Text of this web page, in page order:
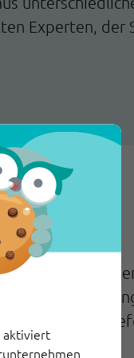
aktiviert
Experten, der
etwa
internen